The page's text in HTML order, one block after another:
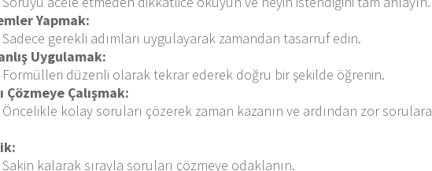
Yapmak:
gerekli adımları uygulayarak zamandan tasarruf edin.
Uygulamak:
Formülleri düzenli olarak tekrar ederek doğru bir şekilde öğrenin.
Çözmeye Çalışmak:
kolay soruları çözerek zaman kazanın ve ardından zor sorulara
kalarak sırayla soruları çözmeye odaklanın.